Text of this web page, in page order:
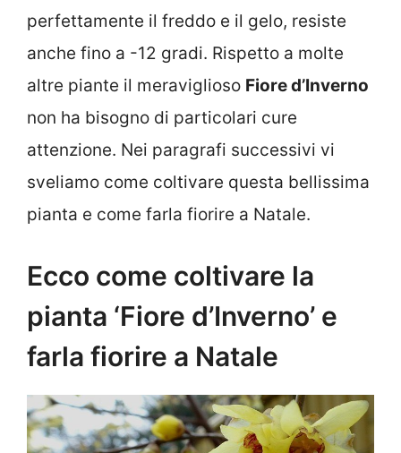
perfettamente il freddo e il gelo, resiste
anche fino a -12 gradi. Rispetto a molte
altre piante il meraviglioso Fiore d’Inverno
non ha bisogno di particolari cure
attenzione. Nei paragrafi successivi vi
sveliamo come coltivare questa bellissima
pianta e come farla fiorire a Natale.
Ecco come coltivare la
pianta ‘Fiore d’Inverno’ e
farla fiorire a Natale